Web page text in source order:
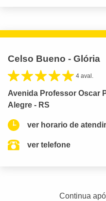
Celso Bueno - Glória
4 aval.
Avenida Professor Oscar
Alegre - RS
ver horario de
ver telefone
Continua